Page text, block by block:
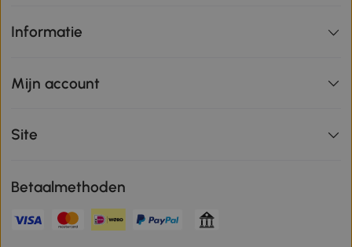
Informatie
Mijn account
Site
Betaalmethoden